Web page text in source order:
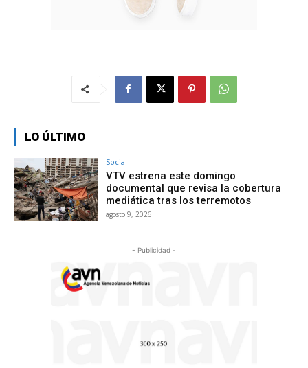
LO ÚLTIMO
Social
VTV estrena este domingo
documental que revisa la cobertura
mediática tras los terremotos
agosto 9, 2026
- Publicidad -